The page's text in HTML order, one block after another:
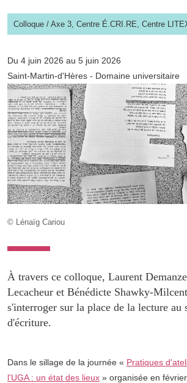
Colloque / Axe 3, Centre É.CRI.RE, Centre
Du 4 juin 2026 au 5 juin 2026
Saint-Martin-d'Hères - Domaine universitaire
© Lénaïg Cariou
À travers ce colloque, Laurent
Lecacheur et Bénédicte Shawky-
s'interroger sur la place de la lecture au
d'écriture.
Dans le sillage de la journée « Pratiques
l'UGA : un état des lieux » organisée en